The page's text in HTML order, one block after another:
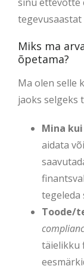
tegevusaastat
Miks ma
õpetama?
Ma olen selle
jaoks selgeks
Mina
aidata
tegeleda
Toode/
täielikku